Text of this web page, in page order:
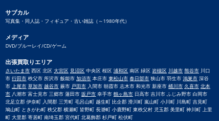
サブカル
写真集・同人誌・フィギュア・古い雑誌（～1980年代）
メディア
DVD/ブルーレイ/CD/ゲーム
出張買取りエリア
さいたま市 西区 北区大宮区 見沼区 中央区 桜区浦和区 南区 緑区岩槻区 川越市 熊谷市 川口
市行田市 秩父市 所沢市 飯能市加須市 本庄市東松山市 春日部市 狭山市 羽生市鴻巣市 深谷
市上尾市 草加市 越谷市 蕨市 戸田市 入間市 朝霞市 志木市 和光市 新座市桶川市 久喜市 北本
市 八潮市 富士見市 三郷市 蓮田市坂戸市 幸手市鶴ヶ島市 日高市 吉川市 ふじみ野市 白岡市
北足立郡 伊奈町 入間郡 三芳町 毛呂山町 越生町 比企郡 滑川町 嵐山町 小川町 川島町 吉見町
鳩山町 ときがわ町 秩父郡 横瀬町 皆野町 長瀞町 小鹿野町 東秩父村 児玉郡 美里町 神川町 上里
町 大里郡 寄居町 南埼玉郡 宮代町 北葛飾郡 杉戸町 松伏町